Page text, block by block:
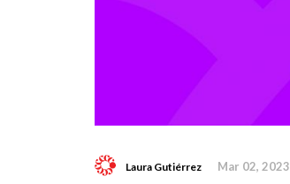
Laura Gutiérrez Mar 02, 2023